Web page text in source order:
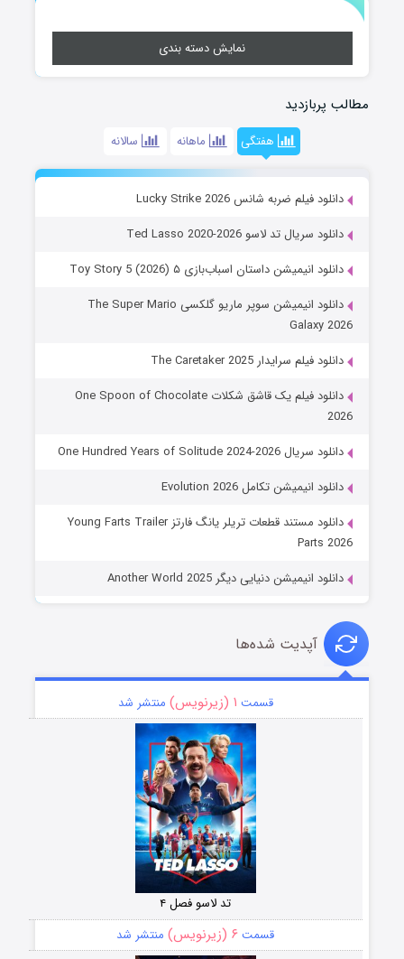
نمایش دسته بندی
مطالب پربازدید
هفتگی ماهانه سالانه
دانلود فیلم ضربه شانس Lucky Strike 2026
دانلود سریال تد لاسو Ted Lasso 2020-2026
دانلود انیمیشن داستان اسباب‌بازی ۵ Toy Story 5 (2026)
دانلود انیمیشن سوپر ماریو گلکسی The Super Mario
Galaxy 2026
دانلود فیلم سرایدار The Caretaker 2025
دانلود فیلم یک قاشق شکلات One Spoon of Chocolate
2026
دانلود سریال One Hundred Years of Solitude 2024-2026
دانلود انیمیشن تکامل Evolution 2026
دانلود مستند قطعات تریلر یانگ فارتز Young Farts Trailer
Parts 2026
دانلود انیمیشن دنیایی دیگر Another World 2025
آپدیت شده‌ها
قسمت ۱ (زیرنویس) منتشر شد
تد لاسو فصل ۴
قسمت ۶ (زیرنویس) منتشر شد